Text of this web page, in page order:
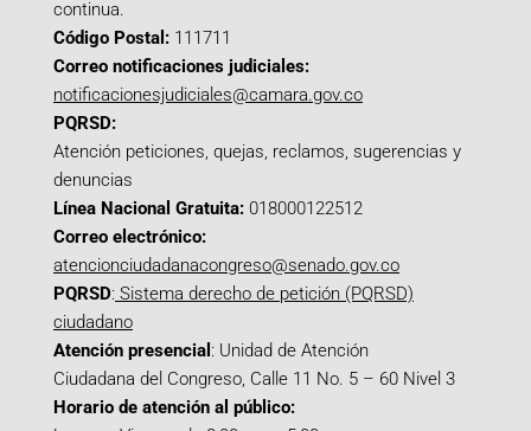
continua.
Código Postal: 111711
Correo notificaciones judiciales:
notificacionesjudiciales@camara.gov.co
PQRSD:
Atención peticiones, quejas, reclamos, sugerencias y
denuncias
Línea Nacional Gratuita: 018000122512
Correo electrónico:
atencionciudadanacongreso@senado.gov.co
PQRSD: Sistema derecho de petición (PQRSD)
ciudadano
Atención presencial : Unidad de Atención
Ciudadana del Congreso, Calle 11 No. 5 – 60 Nivel 3
Horario de atención al público: